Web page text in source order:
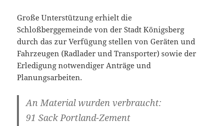
Große Unterstützung erhielt die
Schloßberggemeinde von der Stadt Königsberg
durch das zur Verfügung stellen von Geräten und
Fahrzeugen (Radlader und Transporter) sowie der
Erledigung notwendiger Anträge und
Planungsarbeiten.
An Material wurden verbraucht:
91 Sack Portland-Zement